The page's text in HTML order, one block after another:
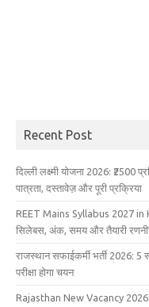
Recent Post
दिल्ली लक्ष्मी योजना 2026:
पात्रता, दस्तावेज़ और पूरी प्रक्रिया
REET Mains Syllabus 2027 in
सिलेबस, अंक, समय और तैयारी
राजस्थान सफाईकर्मी भर्ती 2026: 5
परीक्षा होगा चयन
Rajasthan New Vacancy